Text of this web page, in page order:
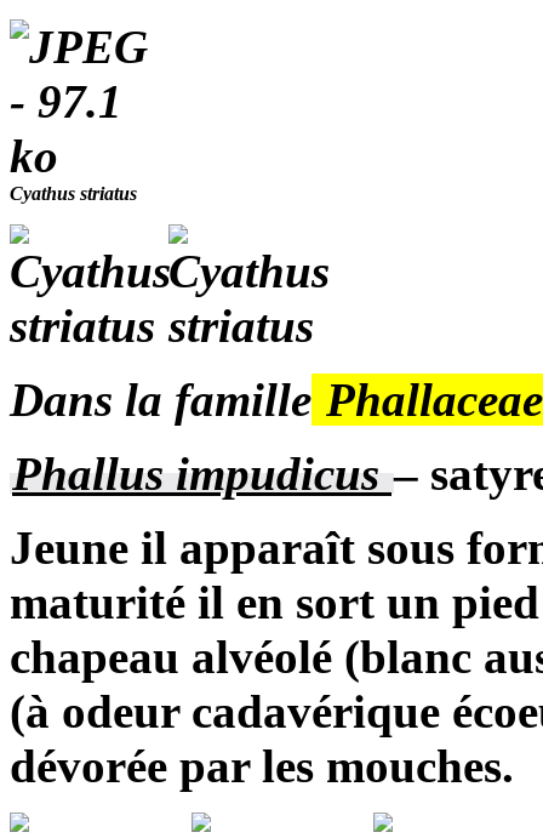
Cyathus striatus
Dans la famille Phallaceae
Phallus impudicus –
Jeune il apparaît sous
maturité il en sort un
chapeau alvéolé (blanc
(à odeur cadavérique
dévorée par les mouches.